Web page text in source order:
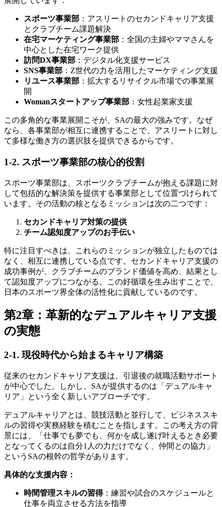
スポーツ事業部 ：アスリートのセカンドキャリア支援
とクラブチーム課題解決
在宅マーケティング事業部 ：全国の主婦やママさんを
中心とした在宅ワーク提供
訪問DX事業部 ：デジタル化支援サービス
SNS事業部 ：Z世代の力を活用したマーケティング支援
リユース事業部 ：拡大するリサイクル市場での事業展
開
Womanスタートアップ事業部 ：女性起業家支援
この多角的な事業展開こそが、SAの最大の強みです。なぜ
なら、各事業部が相互に連携することで、アスリートに対し
て多様な働き方の選択肢を提供できるからです。
1-2. スポーツ事業部の核心的役割
スポーツ事業部は、スポーツクラブチームが抱える課題に対
して包括的な解決策を提供する事業部として位置づけられて
います。その活動の核となるミッションは次の二つです：
セカンドキャリア対策の提供
チーム認知度アップのお手伝い
特に注目すべきは、これらのミッションが独立したものでは
なく、相互に連携している点です。セカンドキャリア支援の
成功事例が、クラブチームのブランド価値を高め、結果とし
て認知度アップにつながる。この好循環を生み出すことで、
日本のスポーツ界全体の活性化に貢献しているのです。
第2章：革新的なデュアルキャリア支援
の実態
2-1. 現役時代から始まるキャリア構築
従来のセカンドキャリア支援は、引退後の就職活動サポート
が中心でした。しかし、SAが提供するのは「デュアルキャ
リア」という全く新しいアプローチです。
デュアルキャリアとは、競技活動と並行して、ビジネススキ
ルの習得や実務経験を積むことを指します。この考え方の背
景には、「仕事でも夢でも、何かを成し遂げ叶えるとき必要
となってくるのは自分1人の力だけでなく、仲間との協力」
というSAの根幹の哲学があります。
具体的な支援内容：
時間管理スキルの習得：練習や試合のスケジュールと
仕事を両立させる方法を指導